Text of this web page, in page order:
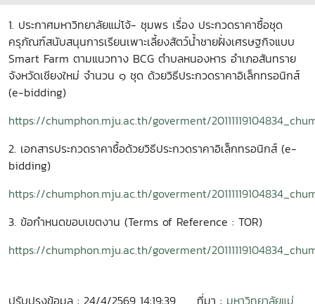
1. ประกาศมหาวิทยาลัยแม่โจ้- ชุมพร เรื่อง ประกวดราคาซื้อชุด
ครุภัณฑ์สนับสนุนการเรียนเพาะเลี้ยงสัตว์น้ำชายฝั่งเศรษฐกิจแบบ
Smart Farm ตามแนวทาง BCG ตำบลหนองหาร อำเภอสันทราย
จังหวัดเชียงใหม่ จำนวน ๑ ชุด ด้วยวิธีประกวดราคาอิเล็กทรอนิกส์
(e-bidding)
https://chumphon.mju.ac.th/goverment/
2. เอกสารประกวดราคาซื้อด้วยวิธีประกวดราคาอิเล็กทรอนิกส์ (e-
bidding)
https://chumphon.mju.ac.th/goverment/
3. ข้อกำหนดขอบเขตงาน (Terms of Reference : TOR)
https://chumphon.mju.ac.th/goverment/
ปรับปรุงข้อมูล : 24/4/2569 14:19:39 ที่มา : มหาวิทยาลัยแม่